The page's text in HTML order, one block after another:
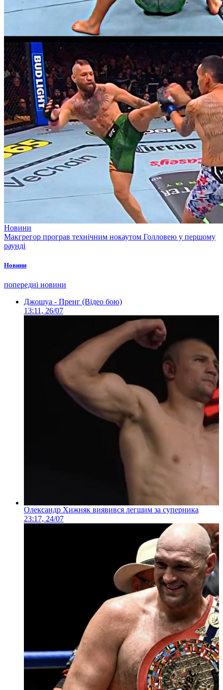
Новини
Макгрегор програв технічним нокаутом Голловею у першому
раунді
Новини
попередні новини
Джошуа - Пренг (Відео бою)
13:11, 26/07
Олександр Хижняк виявився легшим за суперника
23:17, 24/07